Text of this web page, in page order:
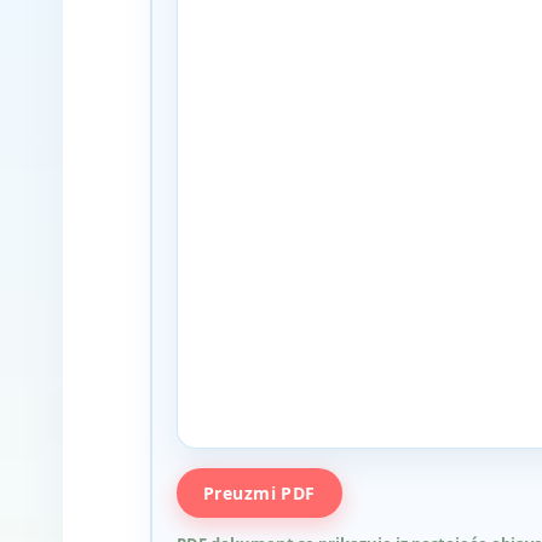
PDF pregled nije podržan u ovom browseru.
Preuzmi PDF